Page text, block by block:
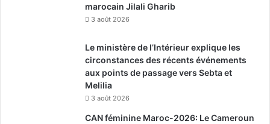
marocain Jilali Gharib
3 août 2026
Le ministère de l’Intérieur explique les
circonstances des récents événements
aux points de passage vers Sebta et
Melilia
3 août 2026
CAN féminine Maroc-2026: Le Cameroun